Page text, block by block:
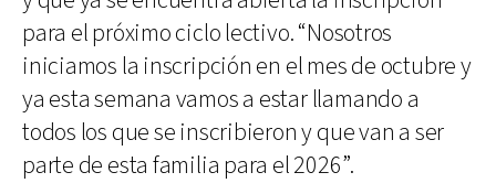
para el próximo ciclo lectivo. “Nosotros
iniciamos la inscripción en el mes de octubre y
ya esta semana vamos a estar llamando a
todos los que se inscribieron y que van a ser
parte de esta familia para el 2026”.